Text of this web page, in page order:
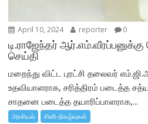
April 10, 2024 reporter 0
டி.ராஜேந்தர்
செய்தி
மறைந்து விட்ட புரட்சி தலைவர்
உதவியாளராக, சரித்திரம் படைத்த
சாதனை படைத்த தயாரிப்பாளராக,...
அரசியல் சினி-நிகழ்வுகள்